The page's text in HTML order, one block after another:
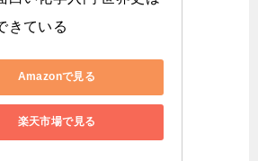
きている
Amazonで見る
楽天市場で見る